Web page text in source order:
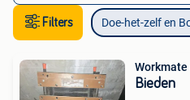
Filters Doe-het-zelf en
Bieden